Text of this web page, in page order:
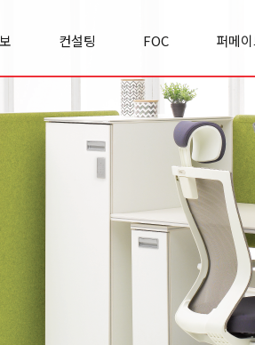
컨설팅 FOC 퍼메
실적/사례
리서치&
인사이트
FOC란?
FOC 이야기
모집공고
기업
사업
오시